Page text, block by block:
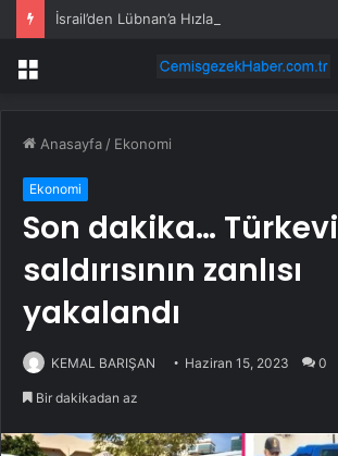
İsrail’den Lübnan’a Hızlandırılmış Saldırılar
Menü
Anasayfa / Ekonomi
Ekonomi
Son dakika… Türkevi
saldırısının zanlısı
yakalandı
KEMAL BARIŞAN Haziran 15, 2023 0
Bir dakikadan az